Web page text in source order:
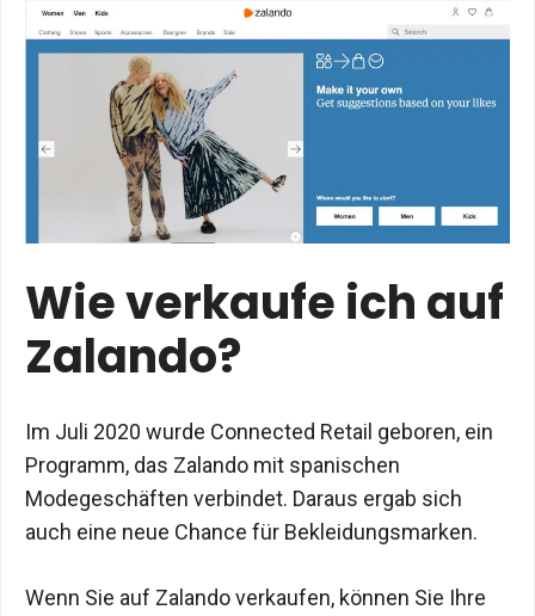
Wie verkaufe ich auf
Zalando?
Im Juli 2020 wurde Connected Retail geboren, ein
Programm, das Zalando mit spanischen
Modegeschäften verbindet. Daraus ergab sich
auch eine neue Chance für Bekleidungsmarken.
Wenn Sie auf Zalando verkaufen, können Sie Ihre